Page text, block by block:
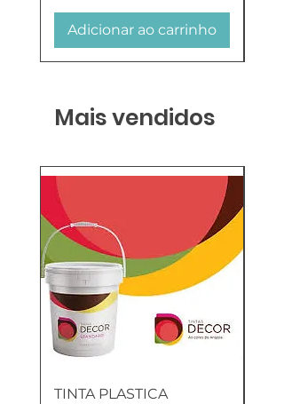
Adicionar ao carrinho
Mais vendidos
TINTA PLASTICA